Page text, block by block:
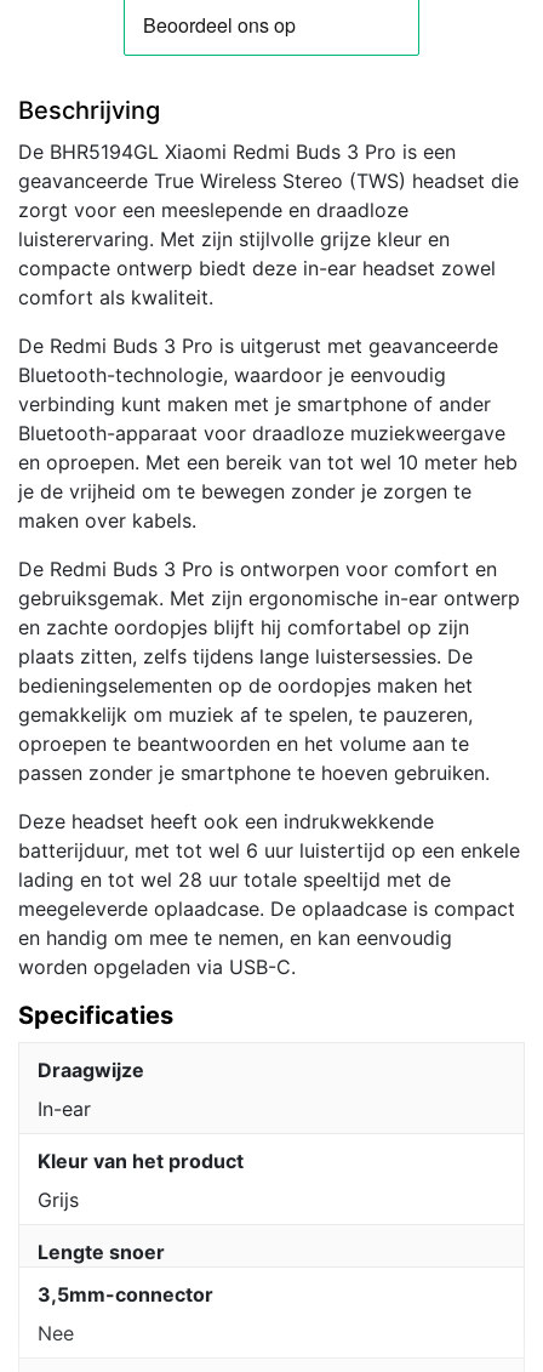
Beschrijving
De BHR5194GL Xiaomi Redmi Buds 3 Pro is een
geavanceerde True Wireless Stereo (TWS) headset die
zorgt voor een meeslepende en draadloze
luisterervaring. Met zijn stijlvolle grijze kleur en
compacte ontwerp biedt deze in-ear headset zowel
comfort als kwaliteit.
De Redmi Buds 3 Pro is uitgerust met geavanceerde
Bluetooth-technologie, waardoor je eenvoudig
verbinding kunt maken met je smartphone of ander
Bluetooth-apparaat voor draadloze muziekweergave
en oproepen. Met een bereik van tot wel 10 meter heb
je de vrijheid om te bewegen zonder je zorgen te
maken over kabels.
De Redmi Buds 3 Pro is ontworpen voor comfort en
gebruiksgemak. Met zijn ergonomische in-ear ontwerp
en zachte oordopjes blijft hij comfortabel op zijn
plaats zitten, zelfs tijdens lange luistersessies. De
bedieningselementen op de oordopjes maken het
gemakkelijk om muziek af te spelen, te pauzeren,
oproepen te beantwoorden en het volume aan te
passen zonder je smartphone te hoeven gebruiken.
Deze headset heeft ook een indrukwekkende
batterijduur, met tot wel 6 uur luistertijd op een enkele
lading en tot wel 28 uur totale speeltijd met de
meegeleverde oplaadcase. De oplaadcase is compact
en handig om mee te nemen, en kan eenvoudig
worden opgeladen via USB-C.
Specificaties
Draagwijze
In-ear
Kleur van het product
Grijs
Lengte snoer
3,5mm-connector
Nee